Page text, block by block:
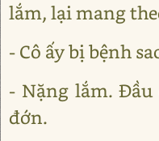
lắm, lại mang
- Cô ấy bị bệnh
- Nặng lắm.
đớn.